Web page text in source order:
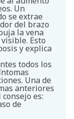
Un
se extrae
del brazo
la vena
Esto
y explica
todos los
Una de
anteriores
es:
de